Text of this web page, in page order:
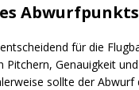
für die
Pitchern, Genauigkeit
sollte der